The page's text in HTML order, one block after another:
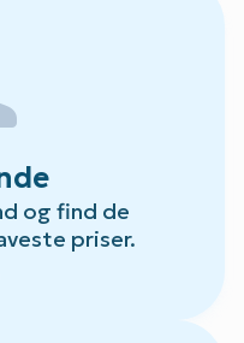
og find de
priser.